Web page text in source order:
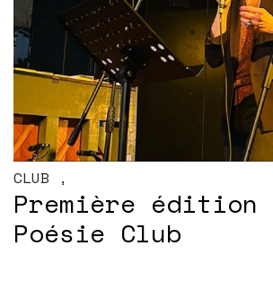
CLUB ,
Première édition
Poésie Club